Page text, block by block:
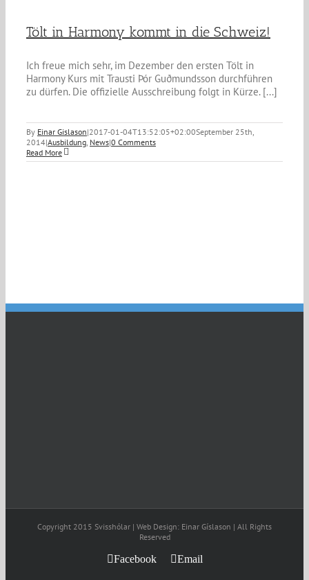
Tölt in Harmony kommt in die Schweiz!
Ich freue mich sehr, im Dezember den ersten Tölt in
Harmony Kurs mit Trausti Þór Guðmundsson durchführen
zu dürfen. Die offizielle Ausschreibung folgt in Kürze. [...]
By Einar Gislason|2017-01-04T13:52:05+02:00September 25th,
2014|Ausbildung News|0 Comments
Read More
Copyright 2015 Svisshólar | Web Design: Einar Gíslason | All Rights
Reserved
Facebook Email